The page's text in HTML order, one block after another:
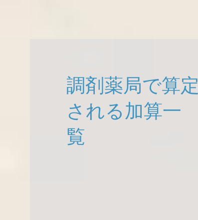
調剤薬局で算定
される加算一
覧